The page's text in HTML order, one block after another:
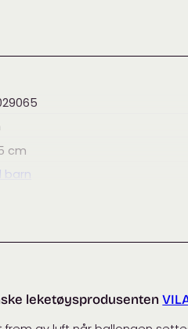
cm
barn
leketøysprodusenten